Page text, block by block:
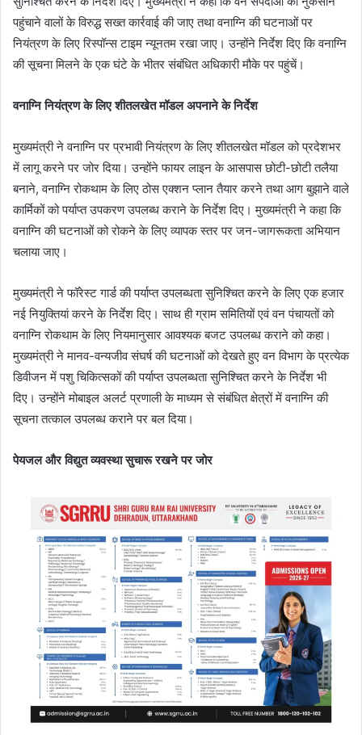
पहुंचाने वालों के विरुद्ध सख्त कार्रवाई की जाए तथा वनाग्नि की घटनाओं पर
नियंत्रण के लिए रिस्पॉन्स टाइम न्यूनतम रखा जाए। उन्होंने निर्देश दिए कि वनाग्नि
की सूचना मिलने के एक घंटे के भीतर संबंधित अधिकारी मौके पर पहुंचें।
वनाग्नि नियंत्रण के लिए शीतलखेत मॉडल अपनाने के निर्देश
मुख्यमंत्री ने वनाग्नि पर प्रभावी नियंत्रण के लिए शीतलखेत मॉडल को प्रदेशभर
में लागू करने पर जोर दिया। उन्होंने फायर लाइन के आसपास छोटी-छोटी तलैया
बनाने, वनाग्नि रोकथाम के लिए ठोस एक्शन प्लान तैयार करने तथा आग बुझाने वाले
कार्मिकों को पर्याप्त उपकरण उपलब्ध कराने के निर्देश दिए। मुख्यमंत्री ने कहा कि
वनाग्नि की घटनाओं को रोकने के लिए व्यापक स्तर पर जन-जागरूकता अभियान
चलाया जाए।
मुख्यमंत्री ने फॉरेस्ट गार्ड की पर्याप्त उपलब्धता सुनिश्चित करने के लिए एक हजार
नई नियुक्तियां करने के निर्देश दिए। साथ ही ग्राम समितियों एवं वन पंचायतों को
वनाग्नि रोकथाम के लिए नियमानुसार आवश्यक बजट उपलब्ध कराने को कहा।
मुख्यमंत्री ने मानव-वन्यजीव संघर्ष की घटनाओं को देखते हुए वन विभाग के प्रत्येक
डिवीजन में पशु चिकित्सकों की पर्याप्त उपलब्धता सुनिश्चित करने के निर्देश भी
दिए। उन्होंने मोबाइल अलर्ट प्रणाली के माध्यम से संबंधित क्षेत्रों में वनाग्नि की
सूचना तत्काल उपलब्ध कराने पर बल दिया।
पेयजल और विद्युत व्यवस्था सुचारू रखने पर जोर